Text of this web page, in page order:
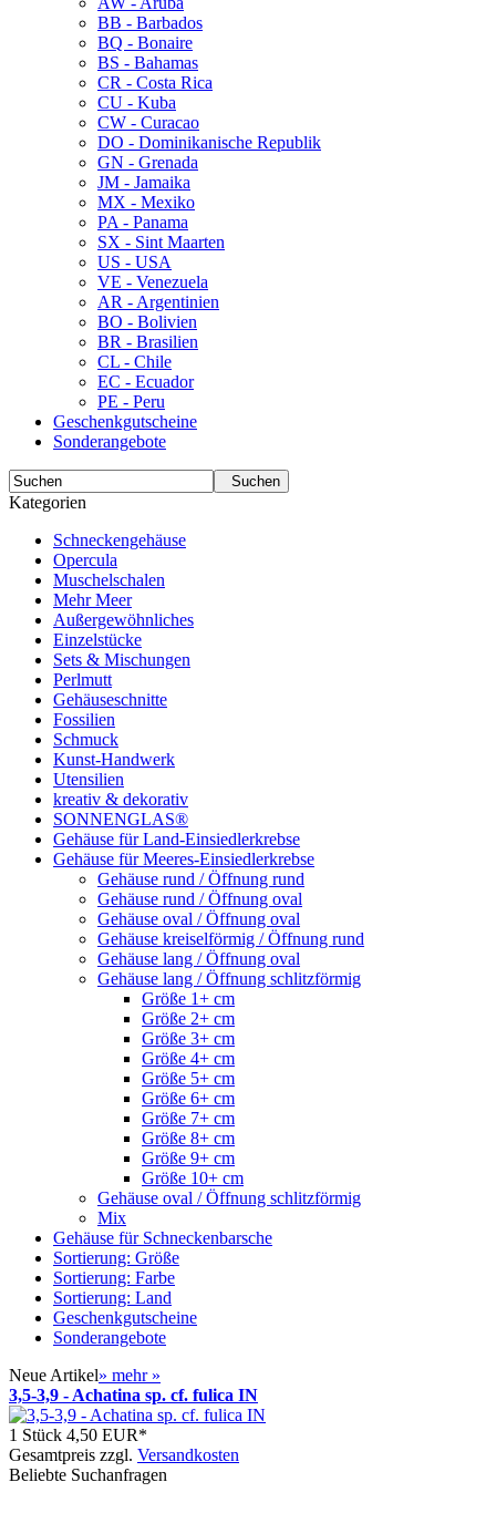
BB - Barbados
BQ - Bonaire
BS - Bahamas
CR - Costa Rica
CU - Kuba
CW - Curacao
DO - Dominikanische Republik
GN - Grenada
JM - Jamaika
MX - Mexiko
PA - Panama
SX - Sint Maarten
US - USA
VE - Venezuela
AR - Argentinien
BO - Bolivien
BR - Brasilien
CL - Chile
EC - Ecuador
PE - Peru
Geschenkgutscheine
Sonderangebote
Suchen
Kategorien
Schneckengehäuse
Opercula
Muschelschalen
Mehr Meer
Außergewöhnliches
Einzelstücke
Sets & Mischungen
Perlmutt
Gehäuseschnitte
Fossilien
Schmuck
Kunst-Handwerk
Utensilien
kreativ & dekorativ
SONNENGLAS®
Gehäuse für Land-Einsiedlerkrebse
Gehäuse für Meeres-Einsiedlerkrebse
Gehäuse rund / Öffnung rund
Gehäuse rund / Öffnung oval
Gehäuse oval / Öffnung oval
Gehäuse kreiselförmig / Öffnung rund
Gehäuse lang / Öffnung oval
Gehäuse lang / Öffnung schlitzförmig
Größe 1+ cm
Größe 2+ cm
Größe 3+ cm
Größe 4+ cm
Größe 5+ cm
Größe 6+ cm
Größe 7+ cm
Größe 8+ cm
Größe 9+ cm
Größe 10+ cm
Gehäuse oval / Öffnung schlitzförmig
Mix
Gehäuse für Schneckenbarsche
Sortierung: Größe
Sortierung: Farbe
Sortierung: Land
Geschenkgutscheine
Sonderangebote
Neue Artikel» mehr »
3,5-3,9 - Achatina sp. cf. fulica IN
1 Stück 4,50 EUR*
Gesamtpreis zzgl. Versandkosten
Beliebte Suchanfragen